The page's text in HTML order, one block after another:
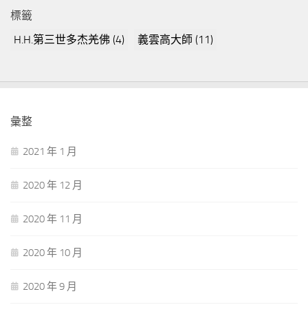
標籤
H.H.第三世多杰羌佛 (4) 義雲高大師 (11)
彙整
2021 年 1 月
2020 年 12 月
2020 年 11 月
2020 年 10 月
2020 年 9 月